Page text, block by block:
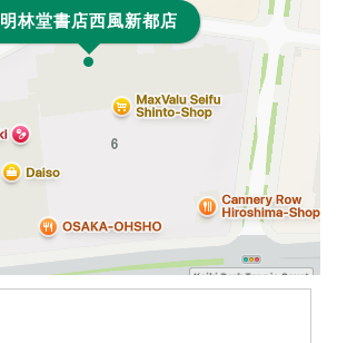
明林堂書店西風新都店